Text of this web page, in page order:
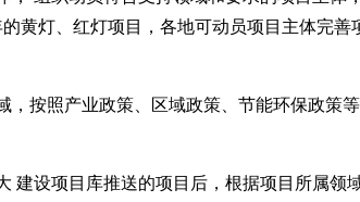
黄灯、红灯项目，各地可动员项目主体完
按照产业政策、区域政策、节能环保政
建设项目库推送的项目后，根据项目所属